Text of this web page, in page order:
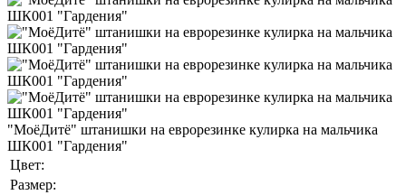
"МоёДитё" штанишки на еврорезинке кулирка на мальчика
ШК001 "Гардения"
Цвет:
Размер: